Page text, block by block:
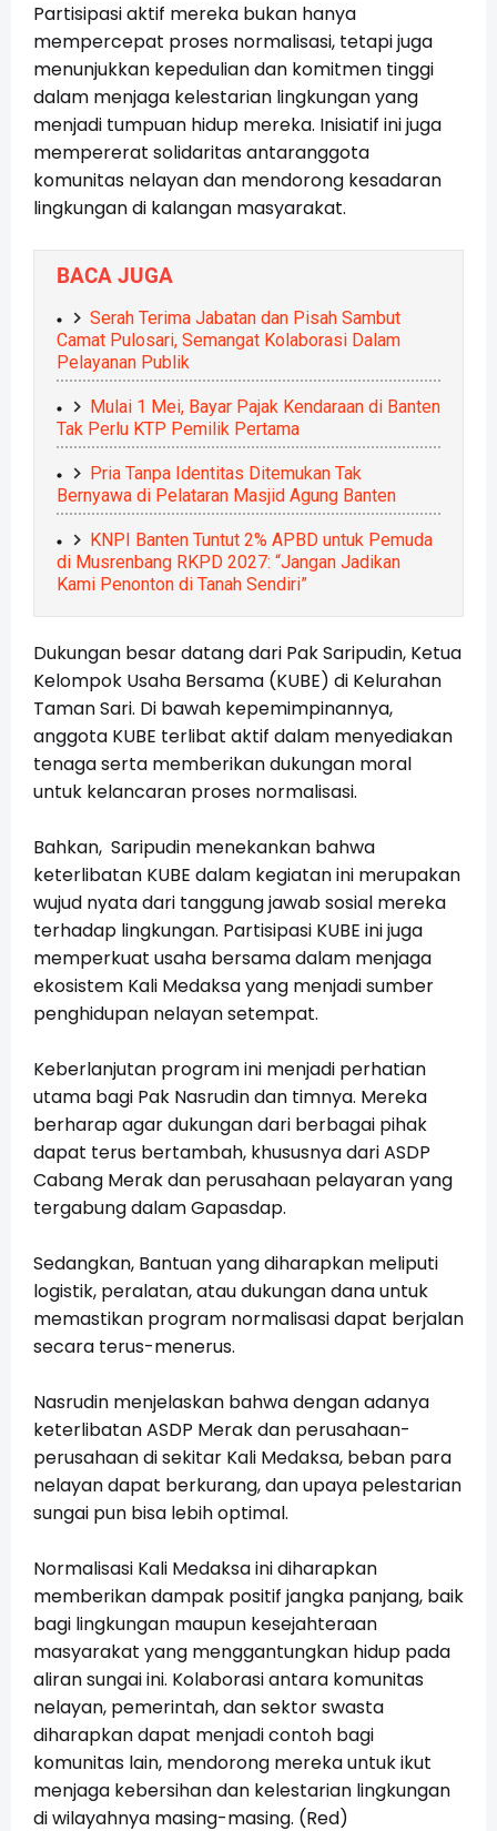
Partisipasi aktif mereka bukan hanya
mempercepat proses normalisasi, tetapi juga
menunjukkan kepedulian dan komitmen tinggi
dalam menjaga kelestarian lingkungan yang
menjadi tumpuan hidup mereka. Inisiatif ini juga
mempererat solidaritas antaranggota
komunitas nelayan dan mendorong kesadaran
lingkungan di kalangan masyarakat.
BACA JUGA
Serah Terima Jabatan dan Pisah Sambut
Camat Pulosari, Semangat Kolaborasi Dalam
Pelayanan Publik
Mulai 1 Mei, Bayar Pajak Kendaraan di Banten
Tak Perlu KTP Pemilik Pertama
Pria Tanpa Identitas Ditemukan Tak
Bernyawa di Pelataran Masjid Agung Banten
KNPI Banten Tuntut 2% APBD untuk Pemuda
di Musrenbang RKPD 2027: “Jangan Jadikan
Kami Penonton di Tanah Sendiri”
Dukungan besar datang dari Pak Saripudin, Ketua
Kelompok Usaha Bersama (KUBE) di Kelurahan
Taman Sari. Di bawah kepemimpinannya,
anggota KUBE terlibat aktif dalam menyediakan
tenaga serta memberikan dukungan moral
untuk kelancaran proses normalisasi.
Bahkan, Saripudin menekankan bahwa
keterlibatan KUBE dalam kegiatan ini merupakan
wujud nyata dari tanggung jawab sosial mereka
terhadap lingkungan. Partisipasi KUBE ini juga
memperkuat usaha bersama dalam menjaga
ekosistem Kali Medaksa yang menjadi sumber
penghidupan nelayan setempat.
Keberlanjutan program ini menjadi perhatian
utama bagi Pak Nasrudin dan timnya. Mereka
berharap agar dukungan dari berbagai pihak
dapat terus bertambah, khususnya dari ASDP
Cabang Merak dan perusahaan pelayaran yang
tergabung dalam Gapasdap.
Sedangkan, Bantuan yang diharapkan meliputi
logistik, peralatan, atau dukungan dana untuk
memastikan program normalisasi dapat berjalan
secara terus-menerus.
Nasrudin menjelaskan bahwa dengan adanya
keterlibatan ASDP Merak dan perusahaan-
perusahaan di sekitar Kali Medaksa, beban para
nelayan dapat berkurang, dan upaya pelestarian
sungai pun bisa lebih optimal.
Normalisasi Kali Medaksa ini diharapkan
memberikan dampak positif jangka panjang, baik
bagi lingkungan maupun kesejahteraan
masyarakat yang menggantungkan hidup pada
aliran sungai ini. Kolaborasi antara komunitas
nelayan, pemerintah, dan sektor swasta
diharapkan dapat menjadi contoh bagi
komunitas lain, mendorong mereka untuk ikut
menjaga kebersihan dan kelestarian lingkungan
di wilayahnya masing-masing. (Red)